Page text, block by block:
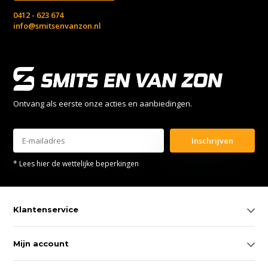
0412 - 623 674
info@smitsenvanzon.nl
Ontvang als eerste onze acties en aanbiedingen.
Inschrijven
* Lees hier de wettelijke beperkingen
Klantenservice
Mijn account